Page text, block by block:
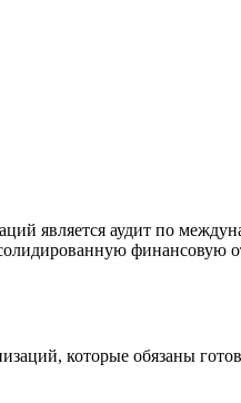
является аудит по
финансовую
которые обязаны